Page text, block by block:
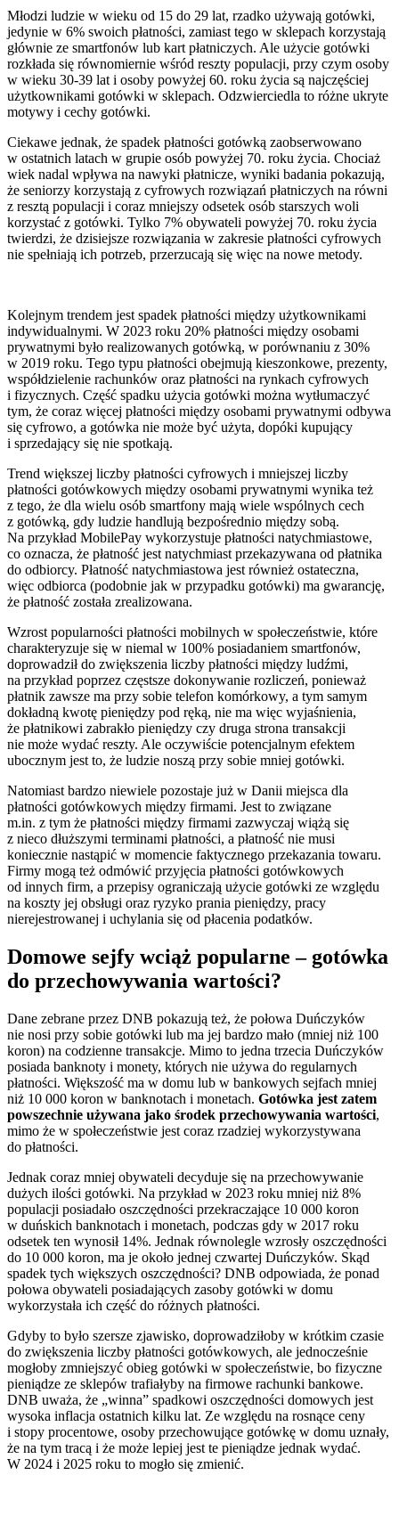
Młodzi ludzie w wieku od 15 do 29 lat, rzadko używają gotówki,
jedynie w 6% swoich płatności, zamiast tego w sklepach korzystają
głównie ze smartfonów lub kart płatniczych. Ale użycie gotówki
rozkłada się równomiernie wśród reszty populacji, przy czym osoby
w wieku 30-39 lat i osoby powyżej 60. roku życia są najczęściej
użytkownikami gotówki w sklepach. Odzwierciedla to różne ukryte
motywy i cechy gotówki.
Ciekawe jednak, że spadek płatności gotówką zaobserwowano
w ostatnich latach w grupie osób powyżej 70. roku życia. Chociaż
wiek nadal wpływa na nawyki płatnicze, wyniki badania pokazują,
że seniorzy korzystają z cyfrowych rozwiązań płatniczych na równi
z resztą populacji i coraz mniejszy odsetek osób starszych woli
korzystać z gotówki. Tylko 7% obywateli powyżej 70. roku życia
twierdzi, że dzisiejsze rozwiązania w zakresie płatności cyfrowych
nie spełniają ich potrzeb, przerzucają się więc na nowe metody.
Kolejnym trendem jest spadek płatności między użytkownikami
indywidualnymi. W 2023 roku 20% płatności między osobami
prywatnymi było realizowanych gotówką, w porównaniu z 30%
w 2019 roku. Tego typu płatności obejmują kieszonkowe, prezenty,
współdzielenie rachunków oraz płatności na rynkach cyfrowych
i fizycznych. Część spadku użycia gotówki można wytłumaczyć
tym, że coraz więcej płatności między osobami prywatnymi odbywa
się cyfrowo, a gotówka nie może być użyta, dopóki kupujący
i sprzedający się nie spotkają.
Trend większej liczby płatności cyfrowych i mniejszej liczby
płatności gotówkowych między osobami prywatnymi wynika też
z tego, że dla wielu osób smartfony mają wiele wspólnych cech
z gotówką, gdy ludzie handlują bezpośrednio między sobą.
Na przykład MobilePay wykorzystuje płatności natychmiastowe,
co oznacza, że ​​płatność jest natychmiast przekazywana od płatnika
do odbiorcy. Płatność natychmiastowa jest również ostateczna,
więc odbiorca (podobnie jak w przypadku gotówki) ma gwarancję,
że płatność została zrealizowana.
Wzrost popularności płatności mobilnych w społeczeństwie, które
charakteryzuje się w niemal w 100% posiadaniem smartfonów,
doprowadził do zwiększenia liczby płatności między ludźmi,
na przykład poprzez częstsze dokonywanie rozliczeń, ponieważ
płatnik zawsze ma przy sobie telefon komórkowy, a tym samym
dokładną kwotę pieniędzy pod ręką, nie ma więc wyjaśnienia,
że płatnikowi zabrakło pieniędzy czy druga strona transakcji
nie może wydać reszty. Ale oczywiście potencjalnym efektem
ubocznym jest to, że ludzie noszą przy sobie mniej gotówki.
Natomiast bardzo niewiele pozostaje już w Danii miejsca dla
płatności gotówkowych między firmami. Jest to związane
m.in. z tym że płatności między firmami zazwyczaj wiążą się
z nieco dłuższymi terminami płatności, a płatność nie musi
koniecznie nastąpić w momencie faktycznego przekazania towaru.
Firmy mogą też odmówić przyjęcia płatności gotówkowych
od innych firm, a przepisy ograniczają użycie gotówki ze względu
na koszty jej obsługi oraz ryzyko prania pieniędzy, pracy
nierejestrowanej i uchylania się od płacenia podatków.
Domowe sejfy wciąż popularne – gotówka
do przechowywania wartości?
Dane zebrane przez DNB pokazują też, że połowa Duńczyków
nie nosi przy sobie gotówki lub ma jej bardzo mało (mniej niż 100
koron) na codzienne transakcje. Mimo to jedna trzecia Duńczyków
posiada banknoty i monety, których nie używa do regularnych
płatności. Większość ma w domu lub w bankowych sejfach mniej
niż 10 000 koron w banknotach i monetach. Gotówka jest zatem
powszechnie używana jako środek przechowywania wartości,
mimo że w społeczeństwie jest coraz rzadziej wykorzystywana
do płatności.
Jednak coraz mniej obywateli decyduje się na przechowywanie
dużych ilości gotówki. Na przykład w 2023 roku mniej niż 8%
populacji posiadało oszczędności przekraczające 10 000 koron
w duńskich banknotach i monetach, podczas gdy w 2017 roku
odsetek ten wynosił 14%. Jednak równolegle wzrosły oszczędności
do 10 000 koron, ma je około jednej czwartej Duńczyków. Skąd
spadek tych większych oszczędności? DNB odpowiada, że ponad
połowa obywateli posiadających zasoby gotówki w domu
wykorzystała ich część do różnych płatności.
Gdyby to było szersze zjawisko, doprowadziłoby w krótkim czasie
do zwiększenia liczby płatności gotówkowych, ale jednocześnie
mogłoby zmniejszyć obieg gotówki w społeczeństwie, bo fizyczne
pieniądze ze sklepów trafiałyby na firmowe rachunki bankowe.
DNB uważa, że „winna” spadkowi oszczędności domowych jest
wysoka inflacja ostatnich kilku lat. Ze względu na rosnące ceny
i stopy procentowe, osoby przechowujące gotówkę w domu uznały,
że na tym tracą i że może lepiej jest te pieniądze jednak wydać.
W 2024 i 2025 roku to mogło się zmienić.